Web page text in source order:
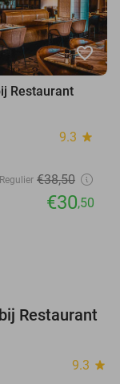
favorite_border
Restaurant
9.3 star
Regulier €38,50
€30,50
21%
Restaurant
9.3 star